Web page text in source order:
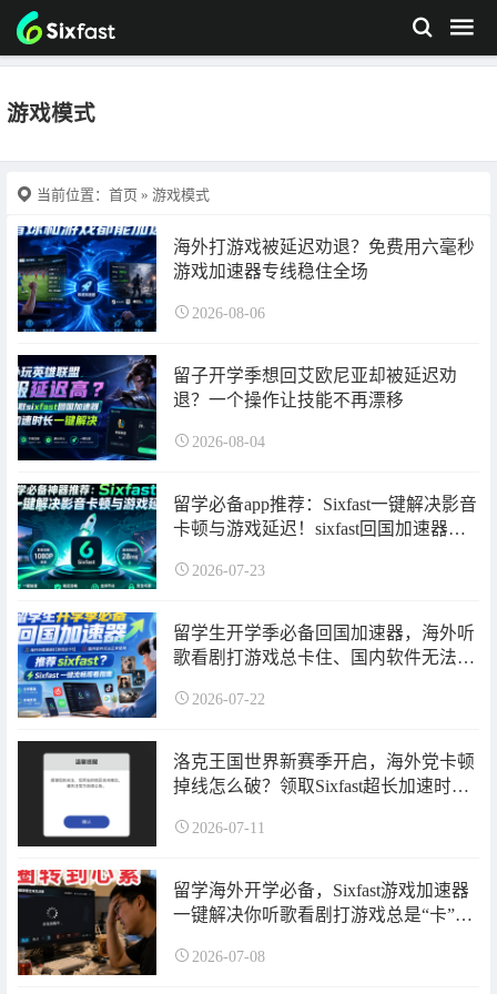
游戏模式
当前位置： 首页 » 游戏模式
海外打游戏被延迟劝退？免费用六毫秒
游戏加速器专线稳住全场
2026-08-06
留子开学季想回艾欧尼亚却被延迟劝
退？一个操作让技能不再漂移
2026-08-04
留学必备app推荐：Sixfast一键解决影音
卡顿与游戏延迟！sixfast回国加速器使
2026-07-23
留学生开学季必备回国加速器，海外听
歌看剧打游戏总卡住、国内软件无法登
用指南来了！超长免费加速时长可领
2026-07-22
洛克王国世界新赛季开启，海外党卡顿
掉线怎么破？领取Sixfast超长加速时长
2026-07-11
留学海外开学必备，Sixfast游戏加速器
一键解决你听歌看剧打游戏总是“卡”住
2026-07-08